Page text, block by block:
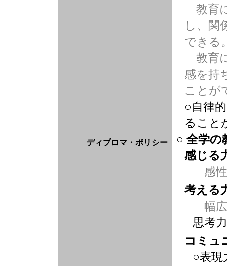
ディプロマ・ポリシー
教育
し、関
できる
教育
感を持
ことが
○自律
ること
○ 全学の
感じる
感性
考える
幅
思考力
コミュ
○表現